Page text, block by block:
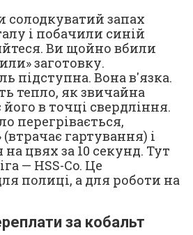
солодкуватий запах
і побачили синій
Ви щойно вбили
заготовку.
підступна. Вона в'язка.
тепло, як звичайна
в точці свердління.
перегрівається,
(втрачає гартування) і
цвях за 10 секунд. Тут
— HSS-Co. Це
полиці, а для роботи на
за кобальт